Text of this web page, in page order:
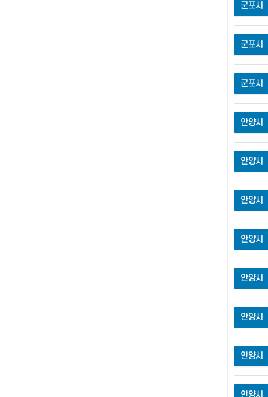
군포시
군포시
군포시
안양시
안양시
안양시
안양시
안양시
안양시
안양시
안양시